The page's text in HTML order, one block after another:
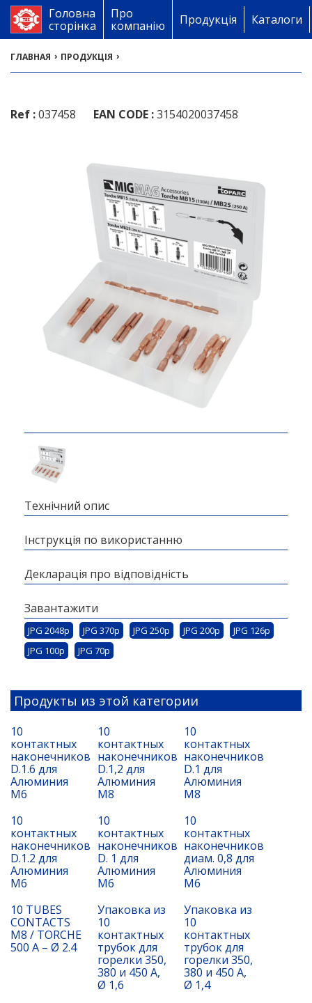
Головна
сторінка
Про
компанію
Продукція Каталоги
ГЛАВНАЯ › ПРОДУКЦІЯ ›
Ref :037458 EAN CODE :3154020037458
Технічний опис
Інструкція по використанню
Декларація про відповідність
Завантажити
JPG 2048p JPG 370p JPG 250p JPG 200p
JPG 126p
JPG 100p
JPG 70p
Продукты из этой категории
10
контактных
наконечников
D.1.6 для
Алюминия
M6
10
контактных
наконечников
D.1,2 для
Алюминия
М8
10
контактных
наконечников
D.1 для
Алюминия
М8
10
контактных
наконечников
D.1.2 для
Алюминия
M6
10
контактных
наконечников
D. 1 для
Алюминия
M6
10
контактных
наконечников
диам. 0,8 для
Алюминия
M6
10 TUBES
CONTACTS
M8 / TORCHE
500 A – Ø 2.4
Упаковка из
10
контактных
трубок для
горелки 350,
380 и 450 A,
Ø 1,6
Упаковка из
10
контактных
трубок для
горелки 350,
380 и 450 A,
Ø 1,4